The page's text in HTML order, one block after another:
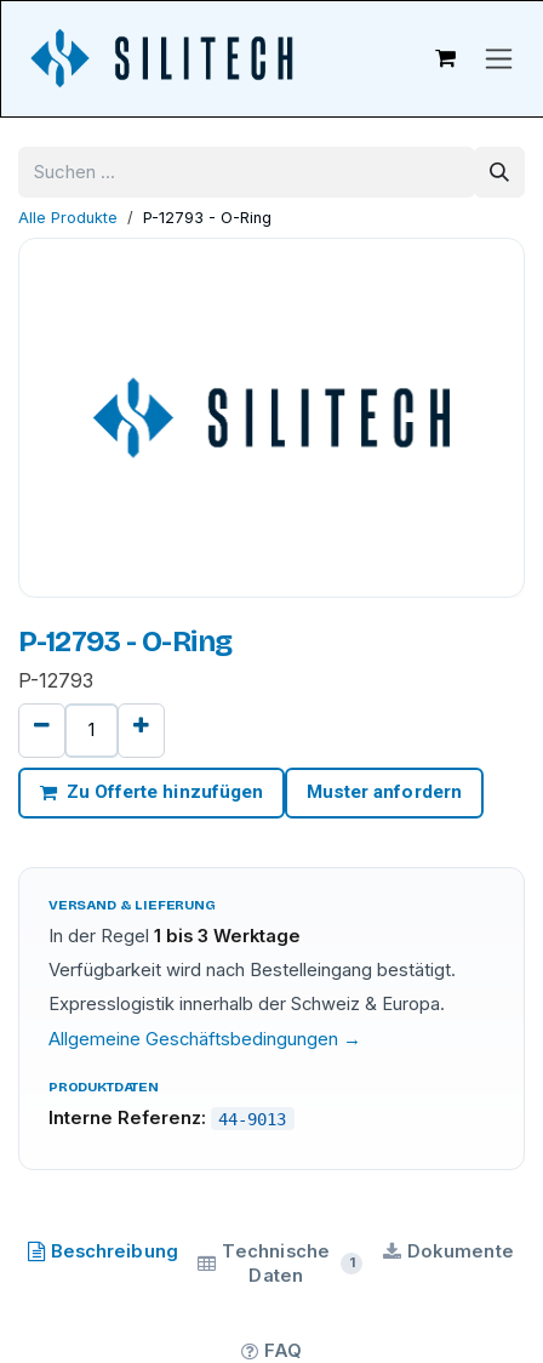
Alle Produkte P-12793 - O-Ring
P-12793 - O-Ring
P-12793
Zu Offerte hinzufügen Muster anfordern
VERSAND & LIEFERUNG
In der Regel 1 bis 3 Werktage
Verfügbarkeit wird nach Bestelleingang bestätigt.
Expresslogistik innerhalb der Schweiz & Europa.
Allgemeine Geschäftsbedingungen →
PRODUKTDATEN
Interne Referenz: 44-9013
Beschreibung
Technische
Daten
1
Dokumente
FAQ